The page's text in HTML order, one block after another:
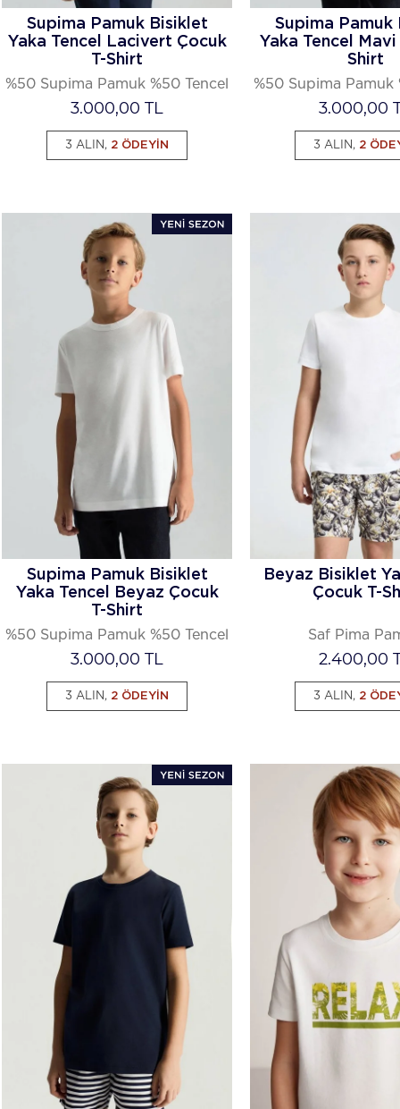
Supima Pamuk Bisiklet
Yaka Tencel Lacivert Çocuk
T-Shirt
%50 Supima Pamuk %50 Tencel
3.000,00 TL
3 ALIN, 2 ÖDEYİN
Supima Pamuk
Yaka Tencel
Shirt
%50 Supima Pamuk
3.000,00
3 ALIN, 2
Supima Pamuk Bisiklet
Yaka Tencel Beyaz Çocuk
T-Shirt
%50 Supima Pamuk %50 Tencel
3.000,00 TL
3 ALIN, 2 ÖDEYİN
Beyaz Bisiklet
Çocuk T-
Saf Pima
2.400,00
3 ALIN, 2